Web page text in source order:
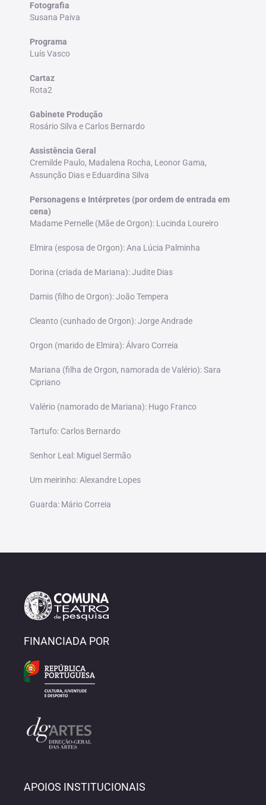
Fotografia
Susana Paiva
Programa
Luís Vasco
Cartaz
Rota2
Gabinete Produção
Rosário Silva e Carlos Bernardo
Assistência Geral
Cremilde Paulo, Madalena Rocha, Leonor Gama,
Assunção Dias e Eduardina Silva
Personagens e Intérpretes (por ordem de entrada em
cena)
Madame Pernelle (Mãe de Orgon): Lucinda Loureiro
Elmira (esposa de Orgon): Ana Lúcia Palminha
Dorina (criada de Mariana): Judite Dias
Damis (filho de Orgon): João Tempera
Cleanto (cunhado de Orgon): Jorge Andrade
Orgon (marido de Elmira): Álvaro Correia
Mariana (filha de Orgon, namorada de Valério): Sara
Cipriano
Valério (namorado de Mariana): Hugo Franco
Tartufo: Carlos Bernardo
Senhor Leal: Miguel Sermão
Um meirinho: Alexandre Lopes
Guarda: Mário Correia
FINANCIADA POR
APOIOS INSTITUCIONAIS